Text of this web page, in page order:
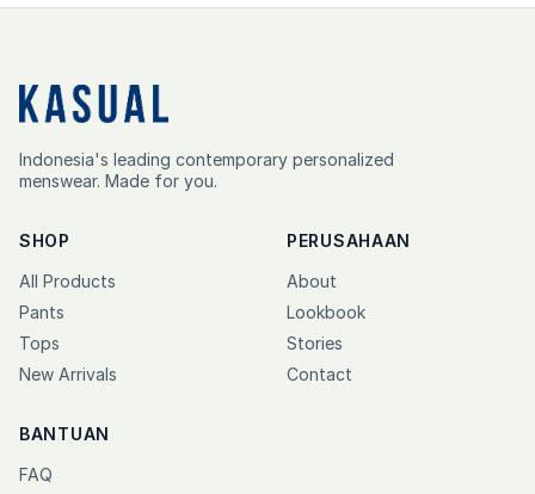
Indonesia's leading contemporary personalized
menswear. Made for you.
SHOP
All Products
Pants
Tops
New Arrivals
PERUSAHAAN
About
Lookbook
Stories
Contact
BANTUAN
FAQ